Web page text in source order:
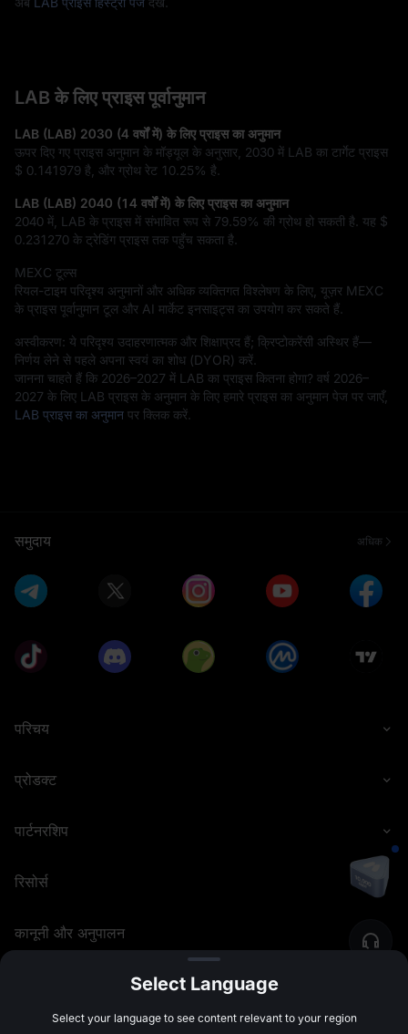
LAB के लिए प्राइस पूर्वानुमान
LAB (LAB) 2030 (4 वर्षों में) के लिए प्राइस का अनुमान
ऊपर दिए गए प्राइस अनुमान के मॉड्यूल के अनुसार, 2030 में LAB का टार्गेट प्राइस
$ 0.141979 है, और ग्रोथ रेट 10.25% है.
LAB (LAB) 2040 (14 वर्षों में) के लिए प्राइस का अनुमान
2040 में, LAB के प्राइस में संभावित रूप से 79.59% की ग्रोथ हो सकती है. यह $
0.231270 के ट्रेडिंग प्राइस तक पहुँच सकता है.
MEXC टूल्स
रियल-टाइम परिदृश्य अनुमानों और अधिक व्यक्तिगत विश्लेषण के लिए, यूज़र MEXC
के प्राइस पूर्वानुमान टूल और AI मार्केट इनसाइट्स का उपयोग कर सकते हैं.
अस्वीकरण: ये परिदृश्य उदाहरणात्मक और शिक्षाप्रद हैं; क्रिप्टोकरेंसी अस्थिर हैं—
निर्णय लेने से पहले अपना स्वयं का शोध (DYOR) करें.
जानना चाहते हैं कि 2026–2027 में LAB का प्राइस कितना होगा? वर्ष 2026–
2027 के लिए LAB प्राइस के अनुमान के लिए हमारे प्राइस का अनुमान पेज पर जाएँ,
LAB प्राइस का अनुमान पर क्लिक करें.
समुदाय अधिक
परिचय
प्रोडक्ट
पार्टनरशिप
रिसोर्स
कानूनी और अनुपालन
©2026 MEXC.COM
Select Language
Select your language to see content relevant to your region